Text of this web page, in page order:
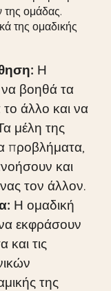
της ομάδας.
της ομαδικής
Η
να βοηθά τα
άλλο και να
μέλη της
προβλήματα,
και
τον άλλον.
Η ομαδική
εκφράσουν
τις
της